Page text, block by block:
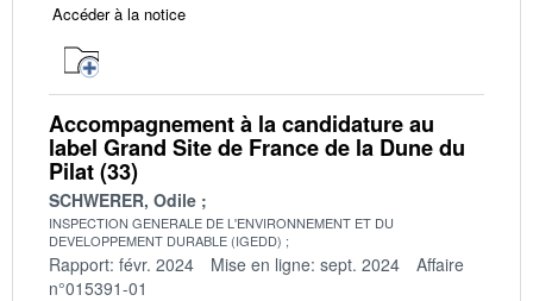
Accéder à la notice
Accompagnement à la candidature au
label Grand Site de France de la Dune du
Pilat (33)
SCHWERER, Odile
INSPECTION GENERALE DE L'ENVIRONNEMENT ET DU
DEVELOPPEMENT DURABLE (IGEDD)
Rapport: févr. 2024 Mise en ligne: sept. 2024
Affaire
n°015391-01